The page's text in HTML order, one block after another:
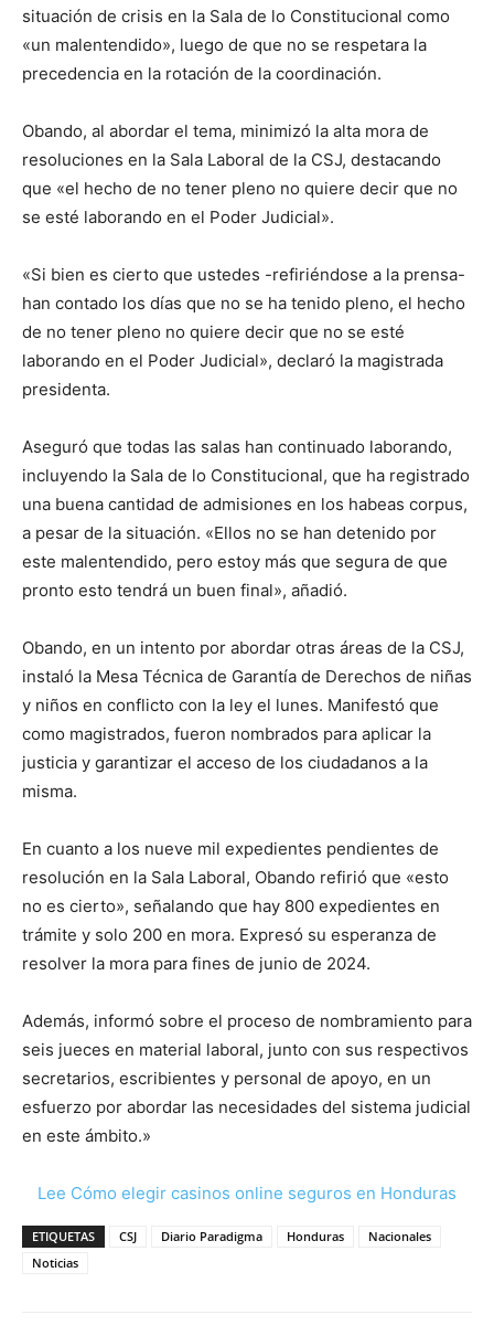
situación de crisis en la Sala de lo Constitucional como
«un malentendido», luego de que no se respetara la
precedencia en la rotación de la coordinación.
Obando, al abordar el tema, minimizó la alta mora de
resoluciones en la Sala Laboral de la CSJ, destacando
que «el hecho de no tener pleno no quiere decir que no
se esté laborando en el Poder Judicial».
«Si bien es cierto que ustedes -refiriéndose a la prensa-
han contado los días que no se ha tenido pleno, el hecho
de no tener pleno no quiere decir que no se esté
laborando en el Poder Judicial», declaró la magistrada
presidenta.
Aseguró que todas las salas han continuado laborando,
incluyendo la Sala de lo Constitucional, que ha registrado
una buena cantidad de admisiones en los habeas corpus,
a pesar de la situación. «Ellos no se han detenido por
este malentendido, pero estoy más que segura de que
pronto esto tendrá un buen final», añadió.
Obando, en un intento por abordar otras áreas de la CSJ,
instaló la Mesa Técnica de Garantía de Derechos de niñas
y niños en conflicto con la ley el lunes. Manifestó que
como magistrados, fueron nombrados para aplicar la
justicia y garantizar el acceso de los ciudadanos a la
misma.
En cuanto a los nueve mil expedientes pendientes de
resolución en la Sala Laboral, Obando refirió que «esto
no es cierto», señalando que hay 800 expedientes en
trámite y solo 200 en mora. Expresó su esperanza de
resolver la mora para fines de junio de 2024.
Además, informó sobre el proceso de nombramiento para
seis jueces en material laboral, junto con sus respectivos
secretarios, escribientes y personal de apoyo, en un
esfuerzo por abordar las necesidades del sistema judicial
en este ámbito.»
Lee Cómo elegir casinos online seguros en Honduras
ETIQUETAS CSJ Diario Paradigma Honduras
Nacionales
Noticias